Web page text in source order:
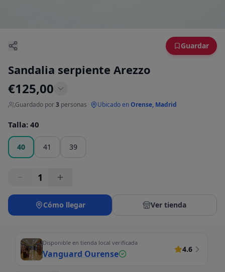
Guardar
Sandalia serpiente Arezzo
€125,00
Guardado por3 personas Ubicado enOrense, Madrid
Talla: 40
40 41 39
1
Cómo llegar Ver tienda
Disponible en tienda local verificada
Vanguard Ourense 4.6